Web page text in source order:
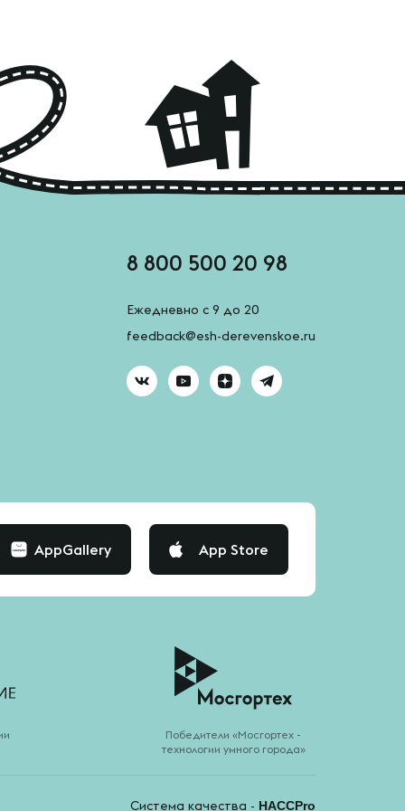
8 800 500 20 98
Ежедневно с 9 до 20
feedback@esh-derevenskoe.ru
AppGallery App Store
Победители «Мосгортех -
технологии умного города»
Система качества - HACCPro